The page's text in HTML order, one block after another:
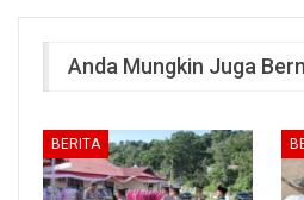
Anda Mungkin Juga
BERITA